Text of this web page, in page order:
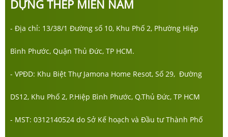
DỰNG THÉP MIỀN NAM
- Địa chỉ: 13/38/1 Đường số 10, Khu Phố 2, Phường Hiệp
Bình Phước, Quận Thủ Đức, TP HCM.
- VPĐD: Khu Biệt Thự Jamona Home Resot, Số 29, Đường
DS12, Khu Phố 2, P.Hiệp Bình Phước, Q.Thủ Đức, TP HCM
- MST: 0312140524 do Sở Kế hoạch và Đầu tư Thành Phố